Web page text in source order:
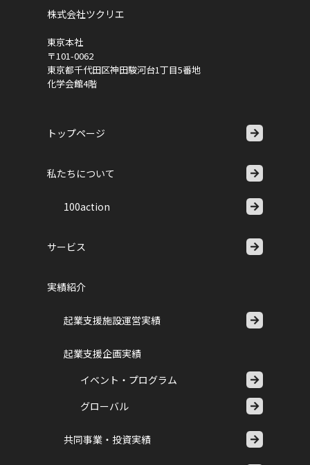
株式会社ツクリエ
東京本社
〒101-0062
東京都千代田区神田駿河台1丁目5番地
化学会館4階
トップページ
私たちについて
100action
サービス
実績紹介
起業支援施設運営実績
起業支援企画実績
イベント・プログラム
グローバル
共同事業・投資実績